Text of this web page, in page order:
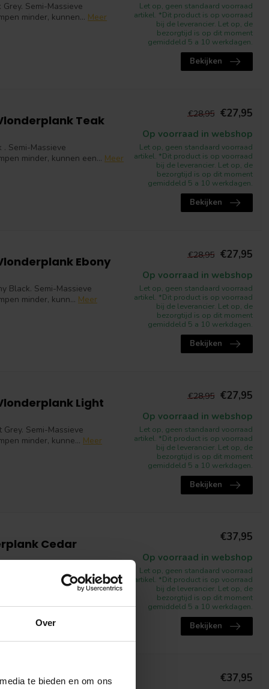
Over
te bieden en om ons
Semi-Massieve
minder, kunnen... Meer
Let op, geen standaard voorraad
artikel. *Dit product is op voorraad
bij de leverancier. Let op, de
bezorgtijd is op dit moment
gemiddeld 5 a 10 werkdagen.
Bekijken
Teak
Semi-Massieve
minder, kunnen een... Meer
€28,95 €27,95
Op voorraad in webshop
Let op, geen standaard voorraad
artikel. *Dit product is op voorraad
bij de leverancier. Let op, de
bezorgtijd is op dit moment
gemiddeld 5 a 10 werkdagen.
Bekijken
Ebony
Black. Semi-Massieve
minder, kunn... Meer
€28,95 €27,95
Op voorraad in webshop
Let op, geen standaard voorraad
artikel. *Dit product is op voorraad
bij de leverancier. Let op, de
bezorgtijd is op dit moment
gemiddeld 5 a 10 werkdagen.
Bekijken
Light
Semi-Massieve
minder, kunne... Meer
€28,95 €27,95
Op voorraad in webshop
Let op, geen standaard voorraad
artikel. *Dit product is op voorraad
bij de leverancier. Let op, de
bezorgtijd is op dit moment
gemiddeld 5 a 10 werkdagen.
Bekijken
Cedar
vlonderplanken zijn
een hogere p... Meer
€37,95
Op voorraad in webshop
Let op, geen standaard voorraad
artikel. *Dit product is op voorraad
bij de leverancier. Let op, de
bezorgtijd is op dit moment
gemiddeld 5 a 10 werkdagen.
Bekijken
Ipe
€37,95